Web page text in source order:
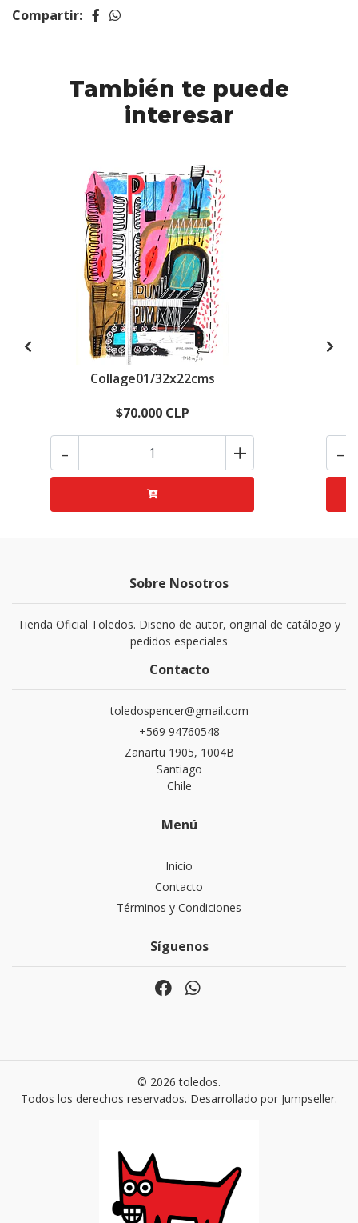
Compartir:
También te puede
interesar
Collage01/32x22cms
$70.000 CLP
- + -
Sobre Nosotros
Tienda Oficial Toledos. Diseño de autor, original de catálogo y
pedidos especiales
Contacto
toledospencer@gmail.com
+569 94760548
Zañartu 1905, 1004B
Santiago
Chile
Menú
Inicio
Contacto
Términos y Condiciones
Síguenos
© 2026 toledos.
Todos los derechos reservados. Desarrollado por Jumpseller.